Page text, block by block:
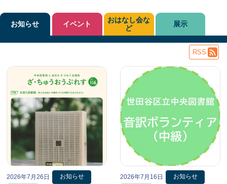
お知らせ
2026年7月26日
お知らせ
2026年7月16日
お知らせ
イベント
おはなし会な
ど
展示
RSS